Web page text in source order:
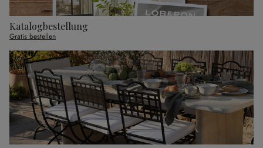
Katalogbestellung
Gratis bestellen